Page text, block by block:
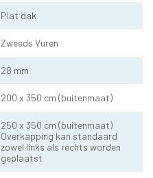
Plat dak
Zweeds Vuren
28 mm
200 x 350 cm (buitenmaat)
250 x 350 cm (buitenmaat)
Overkapping kan standaard
zowel links als rechts worden
geplaatst